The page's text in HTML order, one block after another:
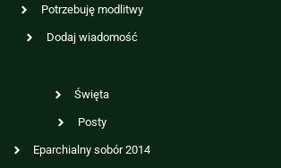
Potrzebuję modlitwy
Dodaj wiadomość
Święta
Posty
Eparchialny sobór 2014